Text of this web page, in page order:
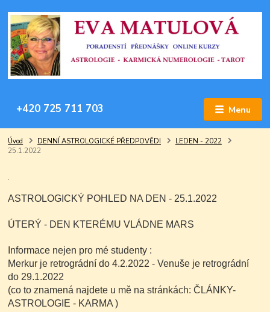
Menu
+420 725 711 703
Úvod DENNÍ ASTROLOGICKÉ PŘEDPOVĚDI
LEDEN - 2022
25.1.2022
.
ASTROLOGICKÝ POHLED NA DEN - 25.1.2022
ÚTERÝ - DEN KTERÉMU VLÁDNE MARS
Informace nejen pro mé studenty :
Merkur je retrográdní do 4.2.2022 - Venuše je retrográdní
do 29.1.2022
(co to znamená najdete u mě na stránkách: ČLÁNKY-
ASTROLOGIE - KARMA )